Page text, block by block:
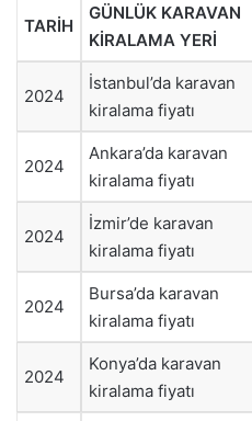
TARİH
GÜNLÜK KARAVAN
KİRALAMA YERİ
2024
İstanbul’da karavan
kiralama fiyatı
2024
Ankara’da karavan
kiralama fiyatı
2024
İzmir’de karavan
kiralama fiyatı
2024
Bursa’da karavan
kiralama fiyatı
2024
Konya’da karavan
kiralama fiyatı